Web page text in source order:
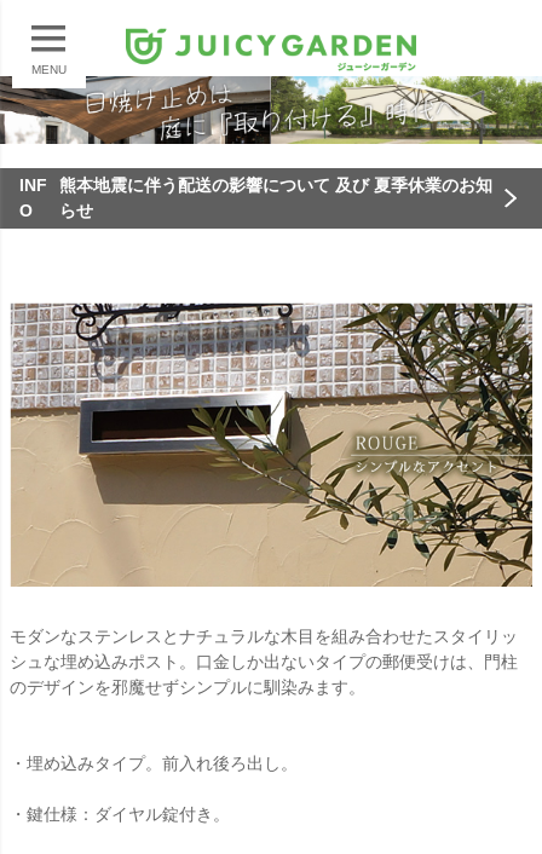
MENU
INF
O
熊本地震に伴う配送の影響について 及び 夏季休業のお知
らせ
モダンなステンレスとナチュラルな木目を組み合わせたスタイリッ
シュな埋め込みポスト。口金しか出ないタイプの郵便受けは、門柱
のデザインを邪魔せずシンプルに馴染みます。
・埋め込みタイプ。前入れ後ろ出し。
・鍵仕様：ダイヤル錠付き。